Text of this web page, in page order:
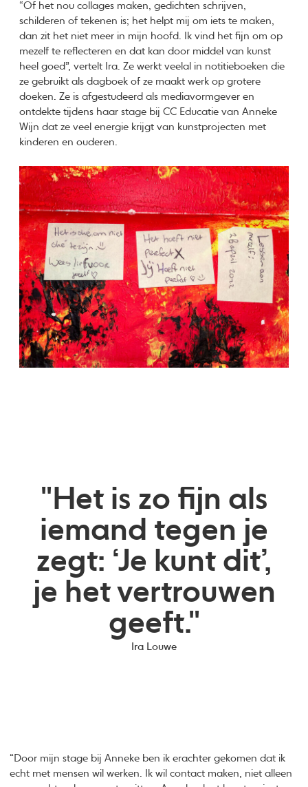
“Of het nou collages maken, gedichten schrijven,
schilderen of tekenen is; het helpt mij om iets te maken,
dan zit het niet meer in mijn hoofd. Ik vind het fijn om op
mezelf te reflecteren en dat kan door middel van kunst
heel goed”, vertelt Ira. Ze werkt veelal in notitieboeken die
ze gebruikt als dagboek of ze maakt werk op grotere
doeken. Ze is afgestudeerd als mediavormgever en
ontdekte tijdens haar stage bij CC Educatie van Anneke
Wijn dat ze veel energie krijgt van kunstprojecten met
kinderen en ouderen.
"Het is zo fijn als
iemand tegen je
zegt: ‘Je kunt dit’,
je het vertrouwen
geeft."
Ira Louwe
“Door mijn stage bij Anneke ben ik erachter gekomen dat ik
echt met mensen wil werken. Ik wil contact maken, niet alleen